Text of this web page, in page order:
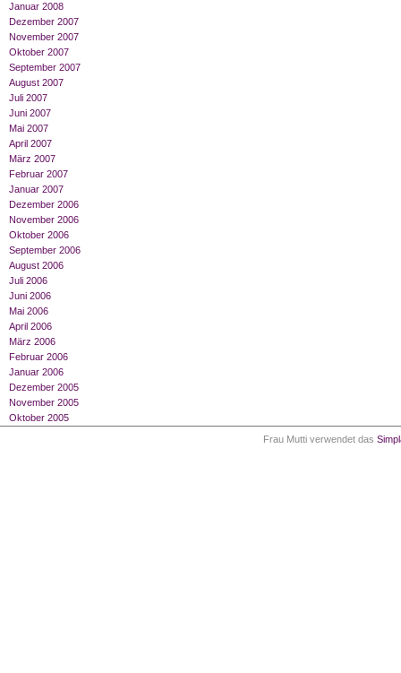
Januar 2008
Dezember 2007
November 2007
Oktober 2007
September 2007
August 2007
Juli 2007
Juni 2007
Mai 2007
April 2007
März 2007
Februar 2007
Januar 2007
Dezember 2006
November 2006
Oktober 2006
September 2006
August 2006
Juli 2006
Juni 2006
Mai 2006
April 2006
März 2006
Februar 2006
Januar 2006
Dezember 2005
November 2005
Oktober 2005
Frau Mutti verwendet das